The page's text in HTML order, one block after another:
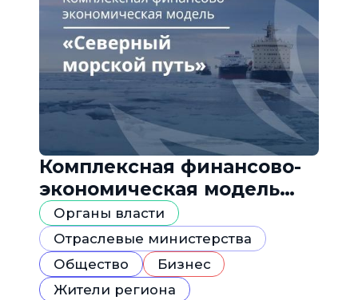
Комплексная финансово-
экономическая модель
«Северный морской путь»
Органы власти
Отраслевые министерства
Общество
Бизнес
Жители региона